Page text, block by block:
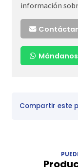
información
Compartir este